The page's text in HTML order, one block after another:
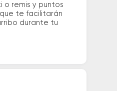
o remis y puntos
te facilitarán
durante tu